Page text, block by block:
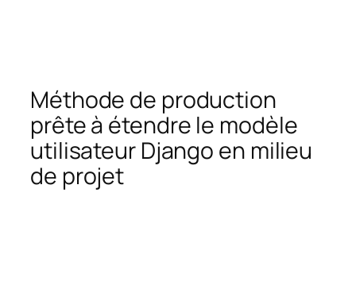
Méthode de production
prête à étendre le modèle
utilisateur Django en milieu
de projet